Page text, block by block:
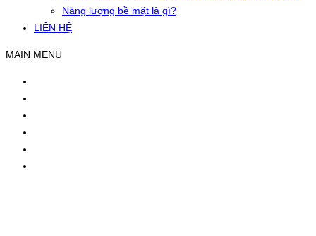
Năng lượng bề mặt là gì?
LIÊN HỆ
MAIN MENU